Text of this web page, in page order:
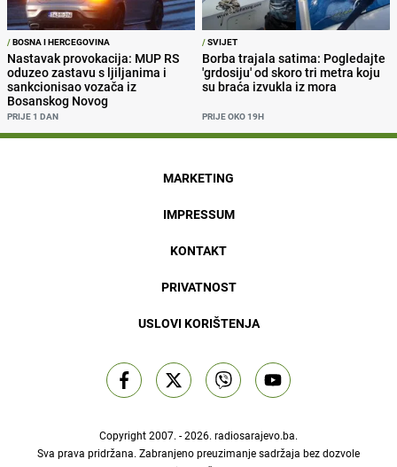
/BOSNA I HERCEGOVINA
Nastavak provokacija: MUP RS
oduzeo zastavu s ljiljanima i
sankcionisao vozača iz
Bosanskog Novog
PRIJE 1 DAN
/SVIJET
Borba trajala satima: Pogledajte
'grdosiju' od skoro tri metra koju
su braća izvukla iz mora
PRIJE OKO 19H
MARKETING
IMPRESSUM
KONTAKT
PRIVATNOST
USLOVI KORIŠTENJA
Copyright 2007. - 2026. radiosarajevo.ba.
Sva prava pridržana. Zabranjeno preuzimanje sadržaja bez dozvole